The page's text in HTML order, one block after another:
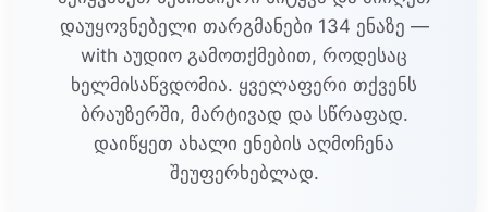
დაუყოვნებელი თარგმანები 134 ენაზე —
with აუდიო გამოთქმებით, როდესაც
ხელმისაწვდომია. ყველაფერი თქვენს
ბრაუზერში, მარტივად და სწრაფად.
დაიწყეთ ახალი ენების აღმოჩენა
შეუფერხებლად.